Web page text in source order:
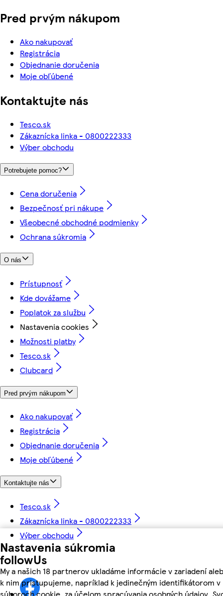
Nastavenia súkromia
My a našich 18 partnerov ukladáme informácie v zariadení
k nim pristupujeme, napríklad k jedinečným identifikátorom v
súboroch cookie, za účelom spracúvania osobných údajov.
Pred prvým nákupom
Ako nakupovať
Registrácia
Objednanie doručenia
Moje obľúbené
Kontaktujte nás
Tesco.sk
Zákaznícka linka - 0800222333
Výber obchodu
Potrebujete pomoc?
Cena doručenia
Bezpečnosť pri nákupe
Všeobecné obchodné podmienky
Ochrana súkromia
O nás
Prístupnosť
Kde dovážame
Poplatok za službu
Nastavenia cookies
Možnosti platby
Tesco.sk
Clubcard
Pred prvým nákupom
Ako nakupovať
Registrácia
Objednanie doručenia
Moje obľúbené
Kontaktujte nás
Tesco.sk
Zákaznícka linka - 0800222333
Výber obchodu
followUs